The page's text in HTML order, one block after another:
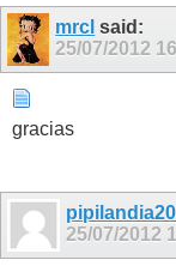
mrcl said:
25/07/2012
gracias
25/07/2012